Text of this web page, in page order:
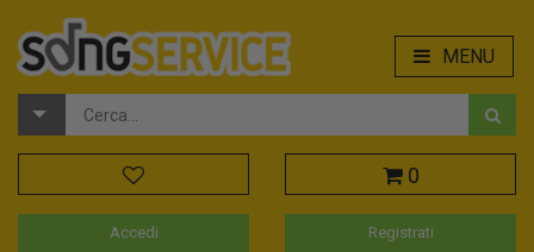
MENU
0
Accedi Registrati